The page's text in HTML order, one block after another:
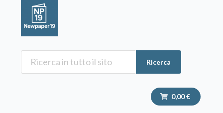
Ricerca
0,00 €